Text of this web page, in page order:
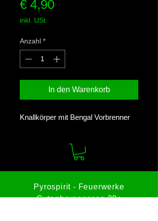
€ 4,90Preis
inkl. USt
Anzahl *
In den Warenkorb
Knallkörper mit Bengal Vorbrenner
Pyrospirit - Feuerwerke
Gutenbrunngasse 28c